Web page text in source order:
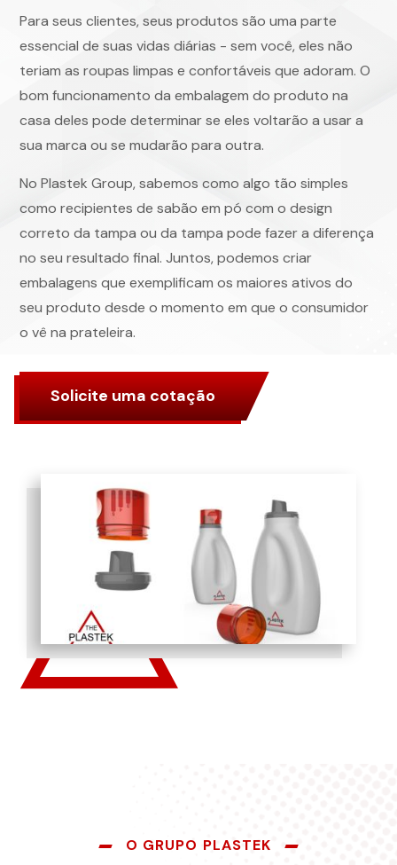
Para seus clientes, seus produtos são uma parte
essencial de suas vidas diárias - sem você, eles não
teriam as roupas limpas e confortáveis que adoram. O
bom funcionamento da embalagem do produto na
casa deles pode determinar se eles voltarão a usar a
sua marca ou se mudarão para outra.
No Plastek Group, sabemos como algo tão simples
como recipientes de sabão em pó com o design
correto da tampa ou da tampa pode fazer a diferença
no seu resultado final. Juntos, podemos criar
embalagens que exemplificam os maiores ativos do
seu produto desde o momento em que o consumidor
o vê na prateleira.
Solicite uma cotação
O GRUPO PLASTEK